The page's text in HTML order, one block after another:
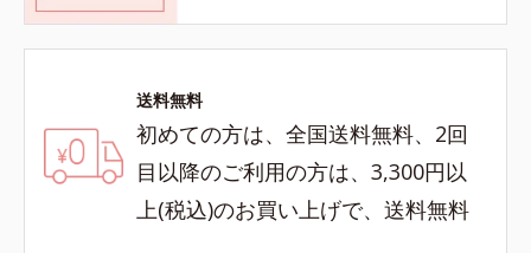
送料無料
初めての方は、全国送料無料、2回
目以降のご利用の方は、3,300円以
上(税込)のお買い上げで、送料無料